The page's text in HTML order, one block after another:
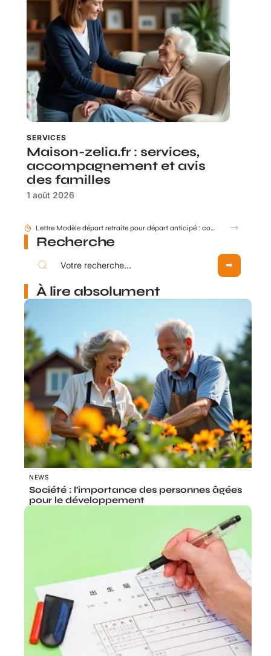
SERVICES
Maison-zelia.fr : services,
accompagnement et avis
des familles
1 août 2026
Recherche
À lire absolument
NEWS
Société : l’importance des personnes âgées
pour le développement